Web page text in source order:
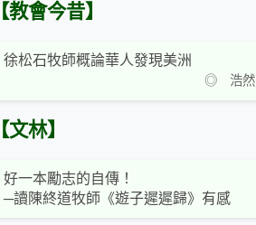
【教會今昔】
徐松石牧師概論華人發現美洲
◎ 浩然
【文林】
好一本勵志的自傳！
─讀陳終道牧師《遊子遲遲歸》有感